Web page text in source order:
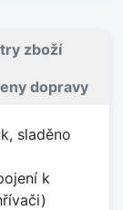
zboží
dopravy
sladěno
k